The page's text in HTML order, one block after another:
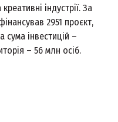
індустрії. За
2951 проєкт,
сума інвестицій –
– 56 млн осіб.